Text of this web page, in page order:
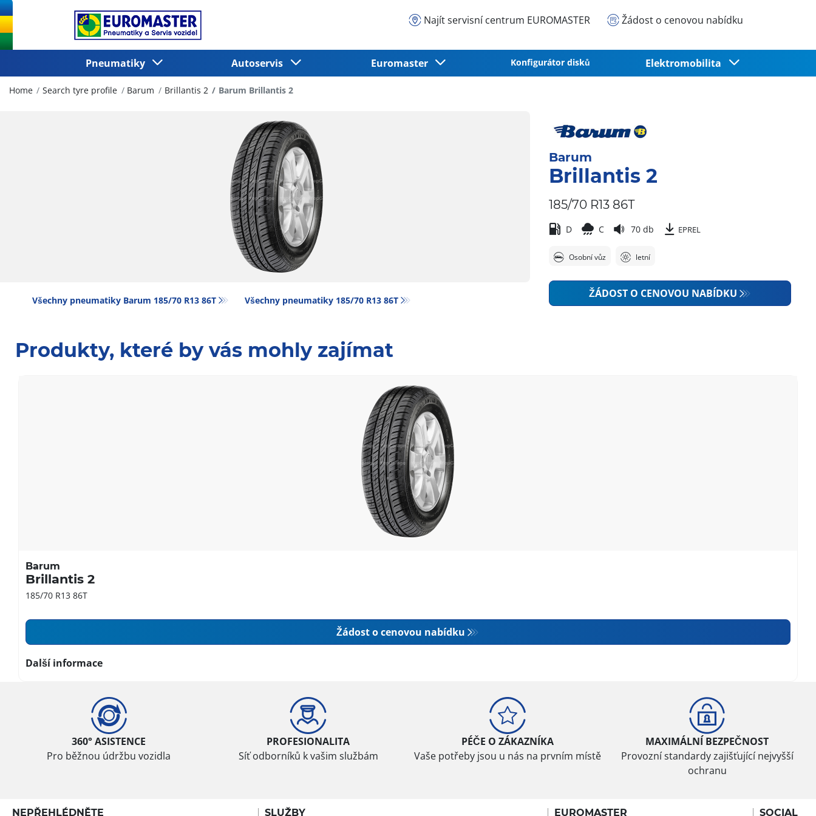
Najít servisní centrum EUROMASTER Žádost o cenovou nabídku
Pneumatiky Autoservis Euromaster Konfigurátor disků Elektromobilita
Home Search tyre profile Barum Brillantis 2 Barum Brillantis 2
Všechny pneumatiky Barum 185/70 R13 86T Všechny pneumatiky‎ 185/70 R13 86T
Barum
Brillantis 2
185/70 R13 86T
D C 70 db EPREL
Osobní vůz letní
ŽÁDOST O CENOVOU NABÍDKU
Produkty, které by vás mohly zajímat
Barum
Brillantis 2
185/70 R13 86T
Žádost o cenovou nabídku
Další informace
360° ASISTENCE
Pro běžnou údržbu vozidla
PROFESIONALITA
Síť odborníků k vašim službám
PÉČE O ZÁKAZNÍKA
Vaše potřeby jsou u nás na prvním místě
MAXIMÁLNÍ BEZPEČNOST
Provozní standardy zajišťující nejvyšší
ochranu
NEPŘEHLÉDNĚTE SLUŽBY EUROMASTER SOCIAL